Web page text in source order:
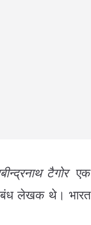
टैगोरएक
लेखक थे। भारत